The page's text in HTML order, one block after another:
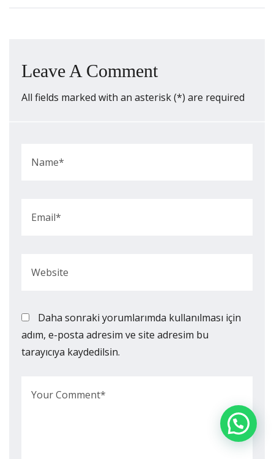
Leave A Comment
All fields marked with an asterisk (*) are required
Daha sonraki yorumlarımda kullanılması için
adım, e-posta adresim ve site adresim bu
tarayıcıya kaydedilsin.